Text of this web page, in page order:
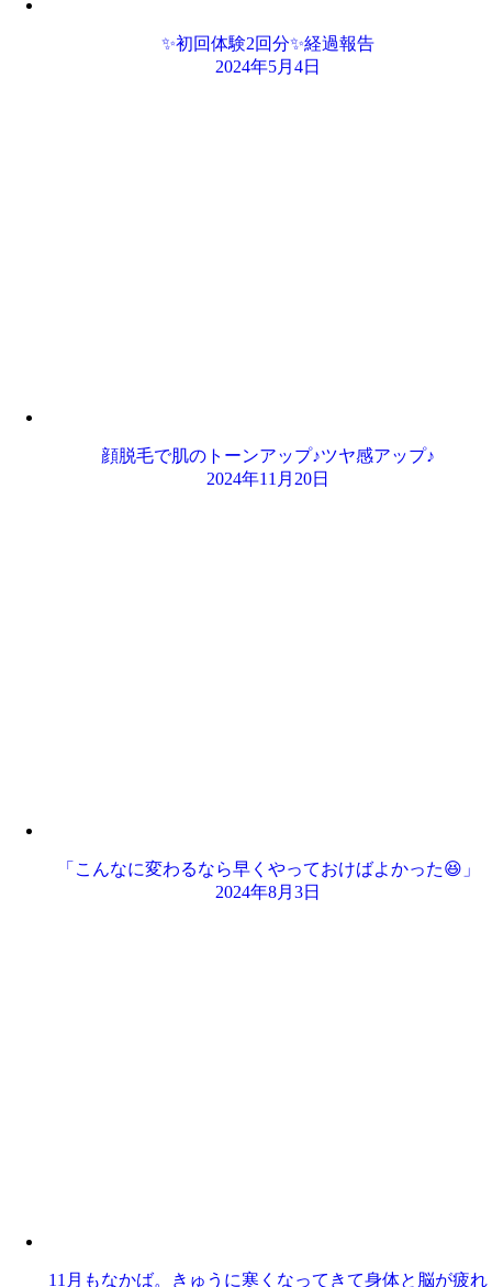
✨初回体験2回分✨経過報告
2024年5月4日
顔脱毛で肌のトーンアップ♪ツヤ感アップ♪
2024年11月20日
「こんなに変わるなら早くやっておけばよかった😆」
2024年8月3日
11月もなかば。きゅうに寒くなってきて身体と脳が疲れ